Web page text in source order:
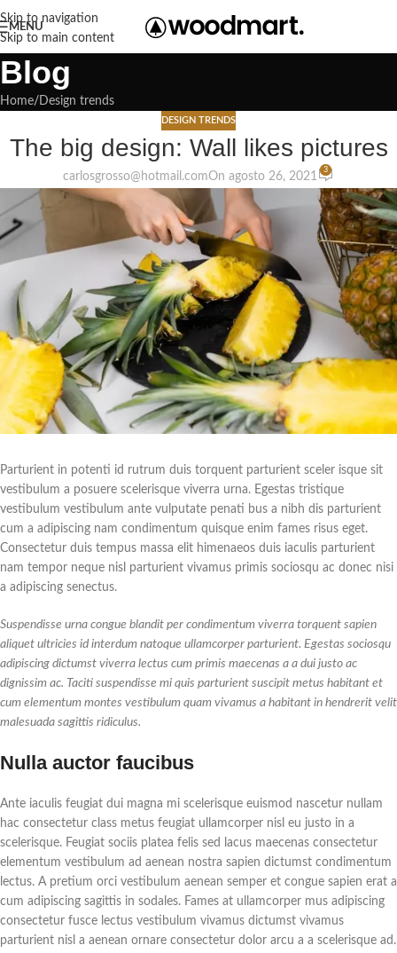
Skip to navigation
Skip to main content
MENU
Blog
Home Design trends
DESIGN TRENDS
The big design: Wall likes pictures
carlosgrosso@hotmail.comOn agosto 26, 2021
3
Parturient in potenti id rutrum duis torquent parturient sceler isque sit
vestibulum a posuere scelerisque viverra urna. Egestas tristique
vestibulum vestibulum ante vulputate penati bus a nibh dis parturient
cum a adipiscing nam condimentum quisque enim fames risus eget.
Consectetur duis tempus massa elit himenaeos duis iaculis parturient
nam tempor neque nisl parturient vivamus primis sociosqu ac donec nisi
a adipiscing senectus.
Suspendisse urna congue blandit per condimentum viverra torquent sapien
aliquet ultricies id interdum natoque ullamcorper parturient. Egestas sociosqu
adipiscing dictumst viverra lectus cum primis maecenas a a dui justo ac
dignissim ac. Taciti suspendisse mi quis parturient suscipit metus habitant et
cum elementum montes vestibulum quam vivamus a habitant in hendrerit velit
malesuada sagittis ridiculus.
Nulla auctor faucibus
Ante iaculis feugiat dui magna mi scelerisque euismod nascetur nullam
hac consectetur class metus feugiat ullamcorper nisl eu justo in a
scelerisque. Feugiat sociis platea felis sed lacus maecenas consectetur
elementum vestibulum ad aenean nostra sapien dictumst condimentum
lectus. A pretium orci vestibulum aenean semper et congue sapien erat a
cum adipiscing sagittis in sodales. Fames at ullamcorper mus adipiscing
consectetur fusce lectus vestibulum vivamus dictumst vivamus
parturient nisl a aenean ornare consectetur dolor arcu a a scelerisque ad.